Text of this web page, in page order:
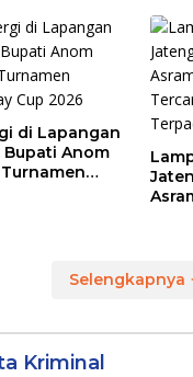
di Lapangan
Bupati Anom
Selengkapnya
Kriminal